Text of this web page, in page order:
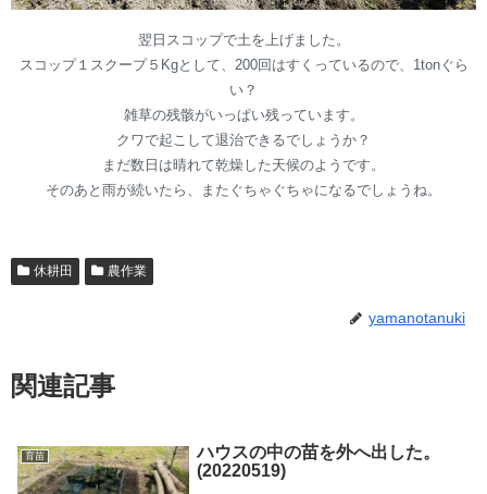
翌日スコップで土を上げました。
スコップ１スクープ５Kgとして、200回はすくっているので、1tonぐら
い？
雑草の残骸がいっぱい残っています。
クワで起こして退治できるでしょうか？
まだ数日は晴れて乾燥した天候のようです。
そのあと雨が続いたら、またぐちゃぐちゃになるでしょうね。
休耕田 農作業
yamanotanuki
関連記事
育苗
ハウスの中の苗を外へ出した。
(20220519)